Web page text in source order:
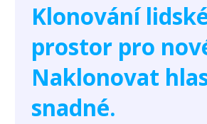
Klonování
prostor pro
Naklonovat
snadné.